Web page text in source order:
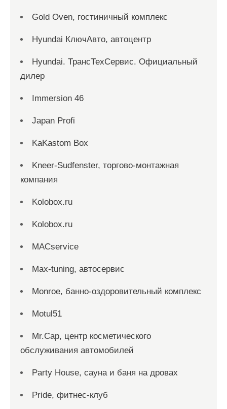
Gold Oven, гостиничный комплекс
Hyundai КлючАвто, автоцентр
Hyundai. ТрансТехСервис. Официальный
дилер
Immersion 46
Japan Profi
KaKastom Box
Kneer-Sudfenster, торгово-монтажная
компания
Kolobox.ru
Kolobox.ru
MACservice
Max-tuning, автосервис
Monroe, банно-оздоровительный комплекс
Motul51
Mr.Cap, центр косметического
обслуживания автомобилей
Party House, сауна и баня на дровах
Pride, фитнес-клуб